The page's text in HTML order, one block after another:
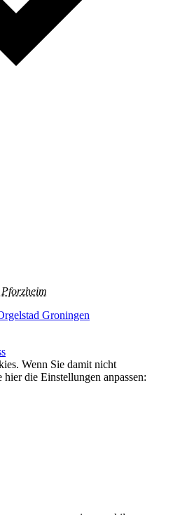
Groningen
Wenn Sie damit nicht
die Einstellungen anpassen: